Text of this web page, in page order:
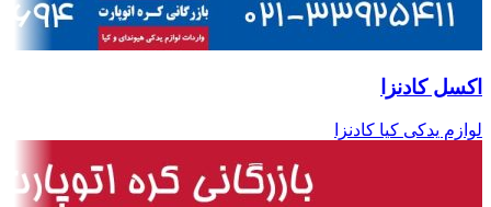
اکسل کادنزا
لوازم یدکی کیا کادنزا